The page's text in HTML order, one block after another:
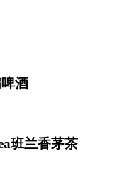
酒
班兰香茅茶